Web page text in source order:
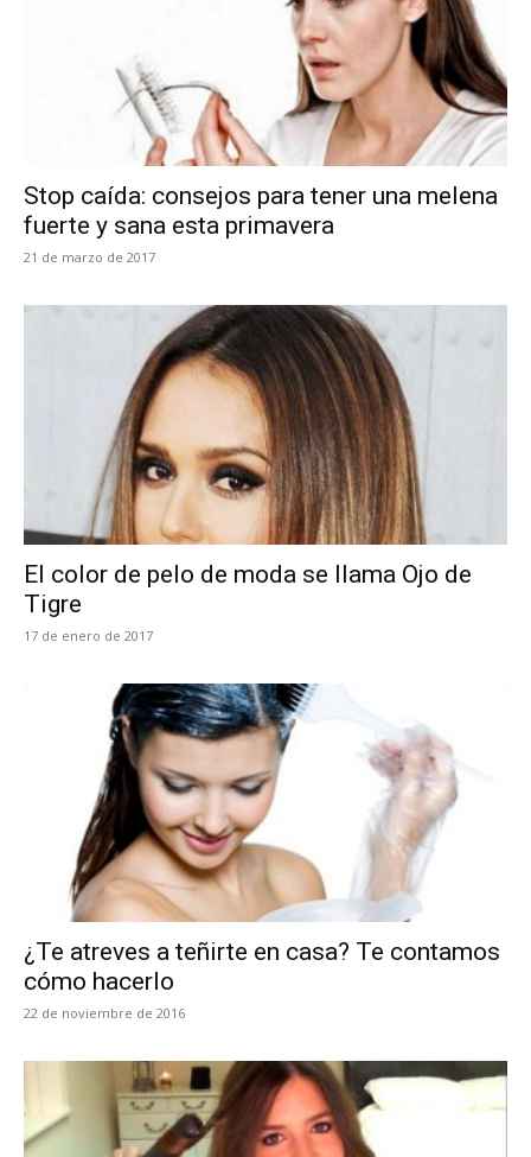
Stop caída: consejos para tener una melena
fuerte y sana esta primavera
21 de marzo de 2017
El color de pelo de moda se llama Ojo de
Tigre
17 de enero de 2017
¿Te atreves a teñirte en casa? Te contamos
cómo hacerlo
22 de noviembre de 2016